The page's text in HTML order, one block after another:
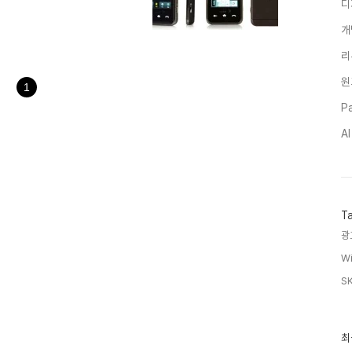
Killer로 탄생한 것이
1
광
최